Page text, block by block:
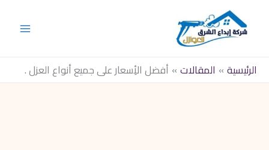
الرئيسية
المقالات أفضل الأِسعار على جميع أنواع العزل .